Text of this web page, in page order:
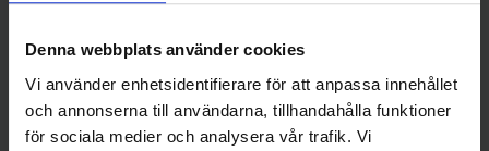
Denna webbplats använder cookies
Vi använder enhetsidentifierare för att anpassa innehållet
och annonserna till användarna, tillhandahålla funktioner
för sociala medier och analysera vår trafik. Vi
Haspelspö
(2-sec) - Haspelspö